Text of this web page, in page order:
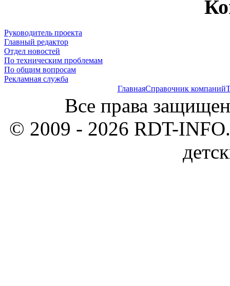
Руководитель проекта
Главный редактор
Отдел новостей
По техническим проблемам
По общим вопросам
Рекламная служба
ГлавнаяСправочник компаний
Все права
© 2009 - 2026 RDT-